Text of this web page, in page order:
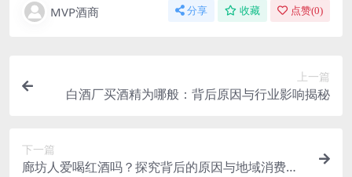
MVP酒商 分享 收藏 点赞(0)
上一篇
白酒厂买酒精为哪般：背后原因与行业影响揭秘
下一篇
廊坊人爱喝红酒吗？探究背后的原因与地域消费偏